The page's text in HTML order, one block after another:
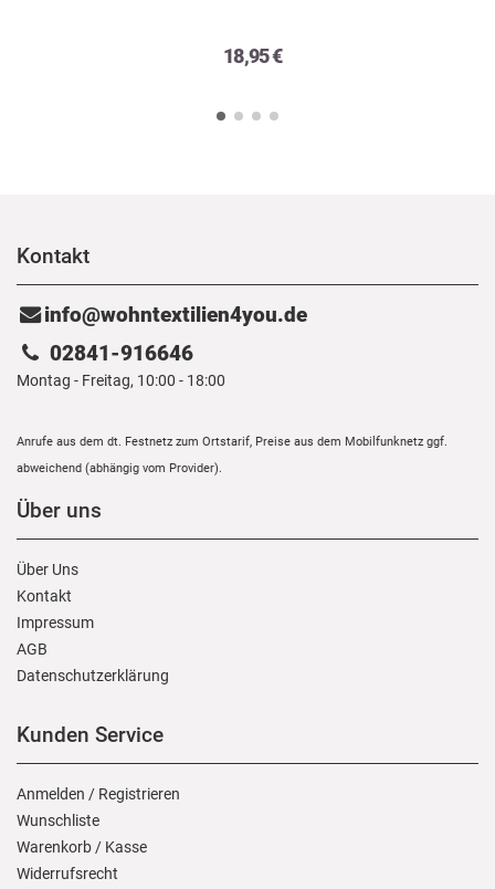
18,95 €
Kontakt
info@wohntextilien4you.de
02841-916646
Montag - Freitag, 10:00 - 18:00
Anrufe aus dem dt. Festnetz zum Ortstarif, Preise aus dem Mobilfunknetz ggf.
abweichend (abhängig vom Provider).
Über uns
Über Uns
Kontakt
Impressum
AGB
Daten­schutz­erklärung
Kunden Service
Anmelden / Registrieren
Wunschliste
Warenkorb / Kasse
Widerrufs­recht